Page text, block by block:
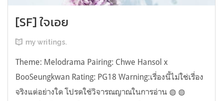
[SF] ใจเอย
my writings.
Theme: Melodrama Pairing: Chwe Hansol x
BooSeungkwan Rating: PG18 Warning:เรื่องนี้ไม่ใช่เรื่อง
จริงแต่อย่างใด โปรดใช้วิจารณญาณในการอ่าน ◍ ◍